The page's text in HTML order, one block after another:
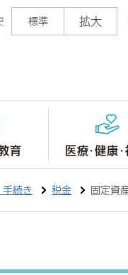
標準 拡大
育 医療・健康
手続き 税金 固定資